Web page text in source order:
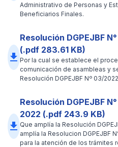
Administrativo de Personas y
Beneficiarios Finales.
file_download
Resolución DGPEJBF
(.pdf 283.61 KB)
Por la cual se establece el
comunicación de asambleas y
Resolución DGPEJBF Nº 03/
file_download
Resolución DGPEJBF
2022 (.pdf 243.9 KB)
Que amplía la Resolución
amplía la Resolucion DGPEJBF
para la atención de los trámites